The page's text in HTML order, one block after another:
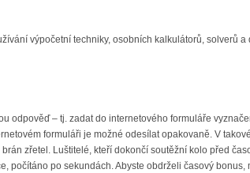
výpočetní techniky, osobních kalkulátorů, solverů a
odpověď – tj. zadat do internetového formuláře
formuláři je možné odesílat opakovaně. V
zřetel. Luštitelé, kteří dokončí soutěžní kolo před
počítáno po sekundách. Abyste obdrželi časový bonus,